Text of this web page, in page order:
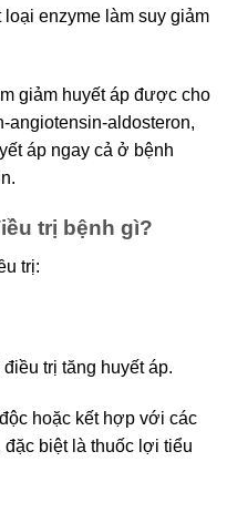
enzyme làm suy giảm
giảm huyết áp được cho
angiotensin-aldosteron,
áp ngay cả ở bệnh
trị bệnh gì?
trị:
trị tăng huyết áp.
hoặc kết hợp với các
đặc biệt là thuốc lợi tiểu